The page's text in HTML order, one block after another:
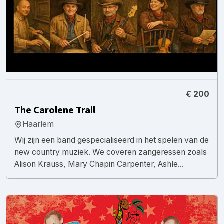
€ 200
The Carolene Trail
Haarlem
Wij zijn een band gespecialiseerd in het spelen van de
new country muziek. We coveren zangeressen zoals
Alison Krauss, Mary Chapin Carpenter, Ashle...